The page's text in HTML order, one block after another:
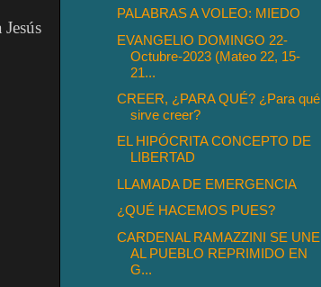
PALABRAS A VOLEO: MIEDO
EVANGELIO DOMINGO 22-
Octubre-2023 (Mateo 22, 15-
21...
CREER, ¿PARA QUÉ? ¿Para qué
sirve creer?
EL HIPÓCRITA CONCEPTO DE
LIBERTAD
LLAMADA DE EMERGENCIA
¿QUÉ HACEMOS PUES?
CARDENAL RAMAZZINI SE UNE
AL PUEBLO REPRIMIDO EN
G...